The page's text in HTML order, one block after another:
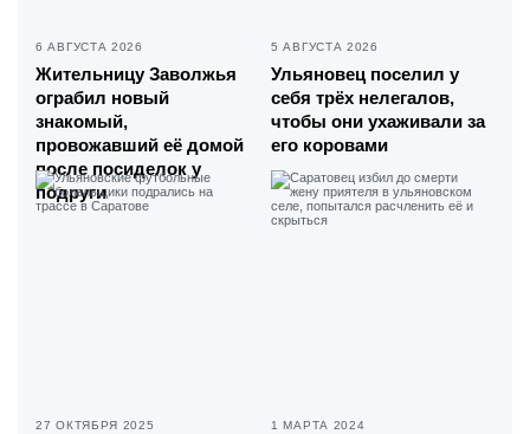
6 АВГУСТА 2026
Жительницу Заволжья
ограбил новый
знакомый,
провожавший её домой
после посиделок у
подруги
5 АВГУСТА 2026
Ульяновец поселил у
себя трёх нелегалов,
чтобы они ухаживали за
его коровами
27 ОКТЯБРЯ 2025 1 МАРТА 2024